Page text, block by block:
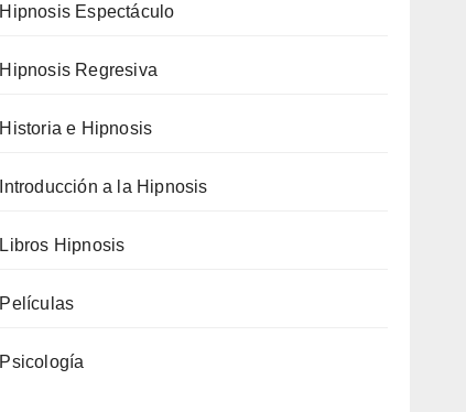
Hipnosis Espectáculo
Hipnosis Regresiva
Historia e Hipnosis
Introducción a la Hipnosis
Libros Hipnosis
Películas
Psicología